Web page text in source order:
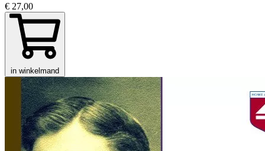
€ 27,00
in winkelmand